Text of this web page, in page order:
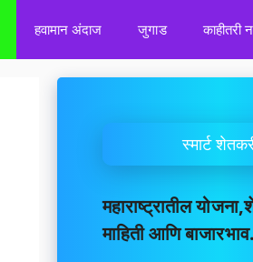
हवामान अंदाज जुगाड काहीतरी
स्मार्ट
महाराष्ट्रातील
माहिती आणि बाजारभाव.